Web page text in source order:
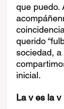
que puedo.
querido
sociedad, a
inicial.
La v es la v